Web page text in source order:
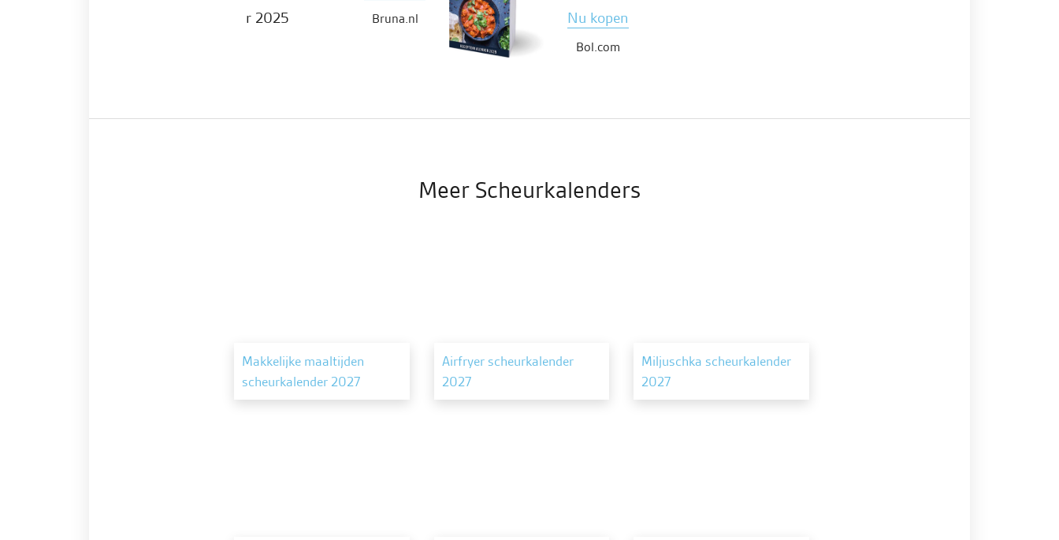
Bruna.nl
Nu kopen
Bol.com
Meer Scheurkalenders
Makkelijke maaltijden
scheurkalender 2027
Airfryer scheurkalender
2027
Miljuschka scheurkalender
2027